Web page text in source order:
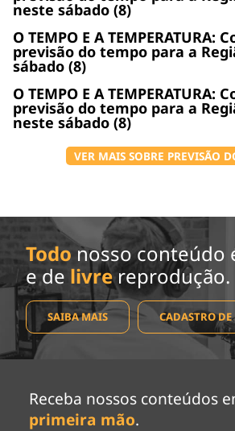
neste sábado (8)
O TEMPO E A TEMPERATURA:
previsão do tempo para a
sábado (8)
O TEMPO E A TEMPERATURA:
previsão do tempo para a
neste sábado (8)
VER MAIS SOBRE PREVISÃO
Todo nosso conteúdo
e de livrereprodução.
SAIBA MAIS CADASTRO
Receba nossos conteúdos
primeira mão.